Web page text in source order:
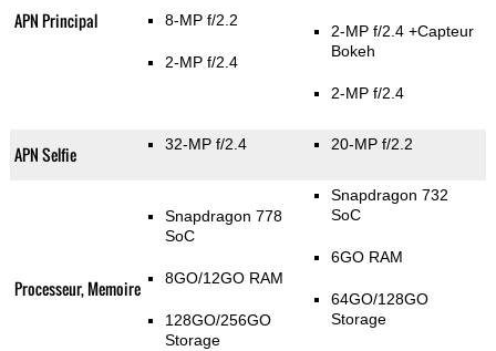
APN Principal 8-MP f/2.2
2-MP f/2.4
2-MP f/2.4 +Capteur
Bokeh
2-MP f/2.4
APN Selfie 32-MP f/2.4 20-MP f/2.2
Processeur, Memoire
Snapdragon 778
SoC
8GO/12GO RAM
128GO/256GO
Storage
Snapdragon 732
SoC
6GO RAM
64GO/128GO
Storage